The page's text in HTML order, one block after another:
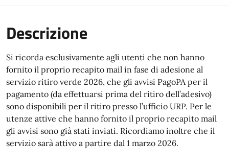
Descrizione
Si ricorda esclusivamente agli utenti che non hanno
fornito il proprio recapito mail in fase di adesione al
servizio ritiro verde 2026, che gli avvisi PagoPA per il
pagamento (da effettuarsi prima del ritiro dell’adesivo)
sono disponibili per il ritiro presso l’ufficio URP. Per le
utenze attive che hanno fornito il proprio recapito mail
gli avvisi sono già stati inviati. Ricordiamo inoltre che il
servizio sarà attivo a partire dal 1 marzo 2026.